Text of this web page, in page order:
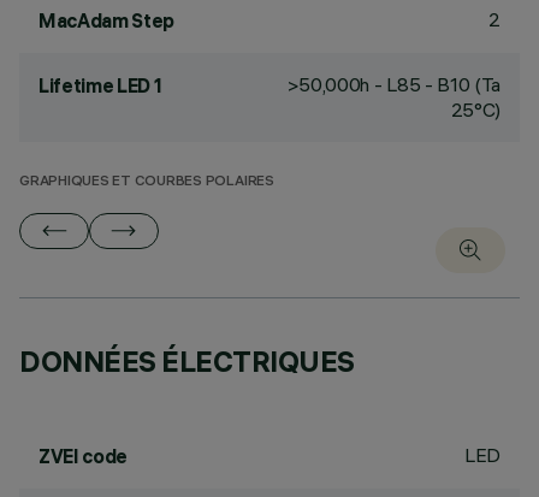
MacAdam Step 2
Lifetime LED 1
>50,000h - L85 - B10 (Ta
25°C)
GRAPHIQUES ET COURBES POLAIRES
DONNÉES ÉLECTRIQUES
ZVEI code LED